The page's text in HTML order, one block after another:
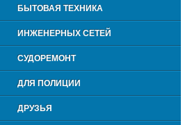
БЫТОВАЯ ТЕХНИКА
ИНЖЕНЕРНЫХ СЕТЕЙ
СУДОРЕМОНТ
ДЛЯ ПОЛИЦИИ
ДРУЗЬЯ